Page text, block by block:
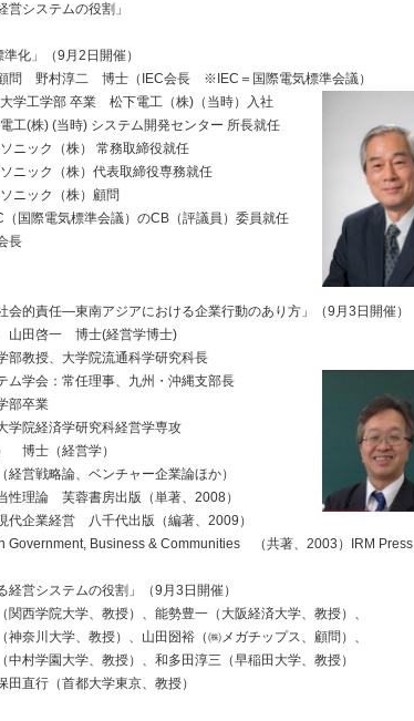
システムの役割」
化」（9月2日開催）
村淳二 博士（IEC会長 ※IEC＝国際電気標準会議）
部 卒業 松下電工（株)（当時）入社
) システム開発センター 所長就任
株） 常務取締役就任
株）代表取締役専務就任
（株）顧問
議）のCB（評議員）委員就任
会的責任―東南アジアにおける企業行動のあり方」（9月3日開催）
一 博士(経営学博士)
、大学院流通科学研究科長
常任理事、九州・沖縄支部長
卒業
学研究科経営学専攻
（経営学）
略論、ベンチャー企業論ほか）
芙蓉書房出版（単著、2008）
営 八千代出版（編著、2009）
Business & Communities （共著、2003）IRM Press
営システムの役割」（9月3日開催）
大学、教授）、能勢豊一（大阪経済大学、教授）、
授）、山田圀裕（㈱メガチップス、顧問）、
教授）、和多田淳三（早稲田大学、教授）
（首都大学東京、教授）